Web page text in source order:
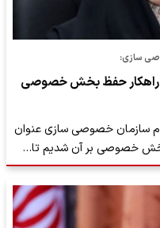
سازی:
راهکار حفظ بخش خصوصی
سازمان خصوصی سازی عنوان
خصوصی بر آن شدیم تا…